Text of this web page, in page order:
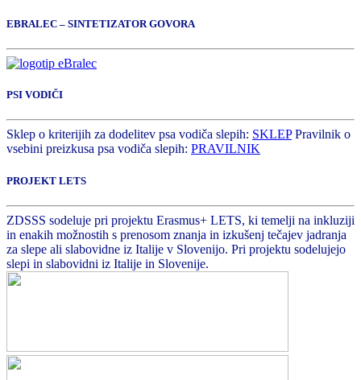
EBRALEC – SINTETIZATOR GOVORA
PSI VODIČI
Sklep o kriterijih za dodelitev psa vodiča slepih: SKLEPPravilnik o
vsebini preizkusa psa vodiča slepih: PRAVILNIK
PROJEKT LETS
ZDSSS sodeluje pri projektu Erasmus+ LETS, ki temelji na inkluziji
in enakih možnostih s prenosom znanja in izkušenj tečajev jadranja
za slepe ali slabovidne iz Italije v Slovenijo. Pri projektu sodelujejo
slepi in slabovidni iz Italije in Slovenije.